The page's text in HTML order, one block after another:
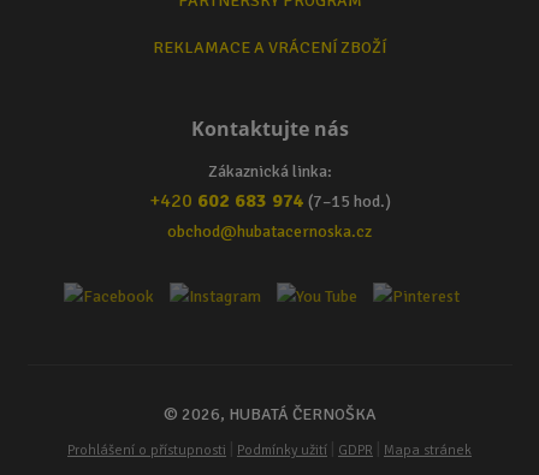
REKLAMACE A VRÁCENÍ ZBOŽÍ
Kontaktujte nás
Zákaznická linka:
+420 602 683 974 (7–15 hod.)
obchod@hubatacernoska.cz
© 2026, HUBATÁ ČERNOŠKA
Prohlášení o přístupnosti Podmínky užití GDPR Mapa stránek